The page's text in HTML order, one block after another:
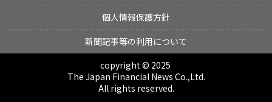
個人情報保護方針
新聞記事等の利用について
copyright © 2025
The Japan Financial News Co.,Ltd.
All rights reserved.